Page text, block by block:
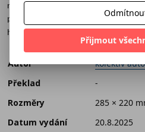
rozložený formát 285×440 mm. Navíc
prázdniny, významné dny + seznam
historických akcí. Novinka od autorů
Autor
kolektiv
Překlad
-
Rozměry
285 × 220
Datum vydání
20.8.2025
Přijmout